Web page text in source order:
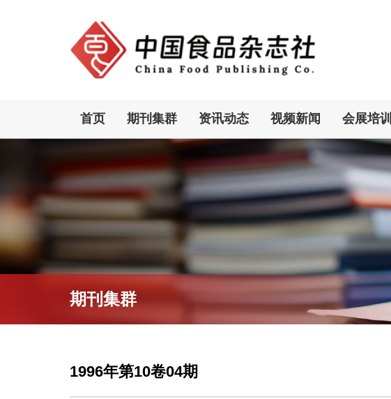
首页 期刊集群 资讯动态 视频新闻 会展培训
期刊集群
1996年第10卷04期